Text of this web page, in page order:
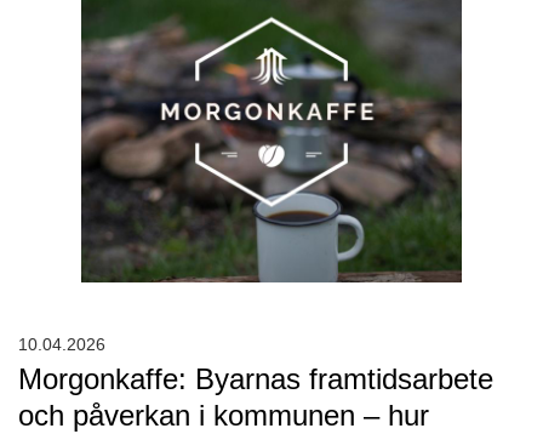
Morgonkaffe: Byarnas framtidsarbete
och påverkan i kommunen – hur
10.04.2026